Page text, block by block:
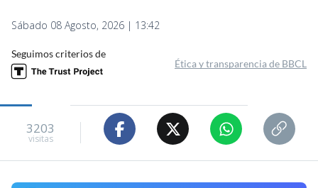
Sábado 08 Agosto, 2026 | 13:42
Seguimos criterios de
Ética y transparencia de BBCL
3203
visitas